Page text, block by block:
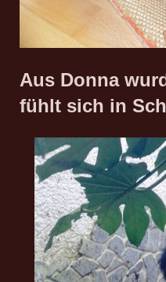
Aus Donna
fühlt sich in